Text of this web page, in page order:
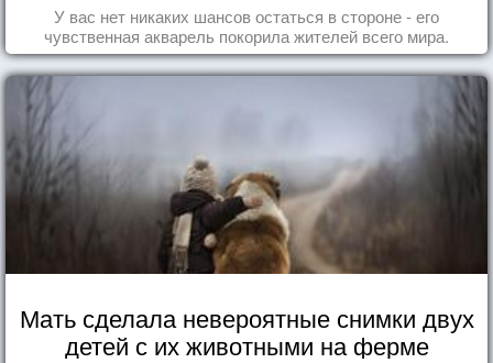
У вас нет никаких шансов остаться в стороне - его
чувственная акварель покорила жителей всего мира.
Мать сделала невероятные снимки двух
детей с их животными на ферме